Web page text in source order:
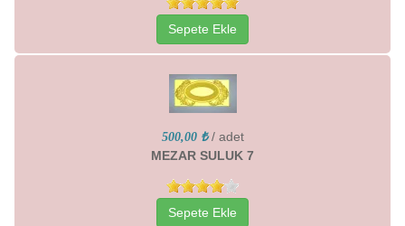
Sepete Ekle
500,00 ₺ / adet
MEZAR SULUK 7
Sepete Ekle